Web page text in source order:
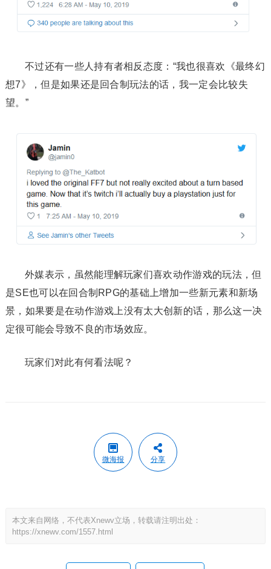
不过还有一些人持有者相反态度：“我也很喜欢《最终幻
想7》，但是如果还是回合制玩法的话，我一定会比较失
望。”
外媒表示，虽然能理解玩家们喜欢动作游戏的玩法，但
是SE也可以在回合制RPG的基础上增加一些新元素和新场
景，如果要是在动作游戏上没有太大创新的话，那么这一决
定很可能会导致不良的市场效应。
玩家们对此有何看法呢？
微海报 分享
本文来自网络，不代表Xnewv立场，转载请注明出处：
https://xnewv.com/1557.html